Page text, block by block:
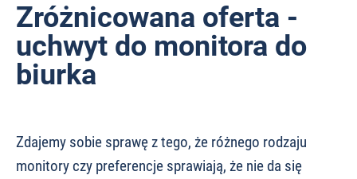
Zróżnicowana oferta -
uchwyt do monitora do
biurka
Zdajemy sobie sprawę z tego, że różnego rodzaju
monitory czy preferencje sprawiają, że nie da się